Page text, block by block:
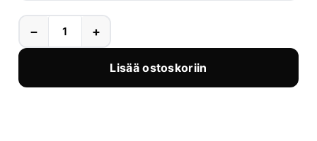
− +
Lisää ostoskoriin